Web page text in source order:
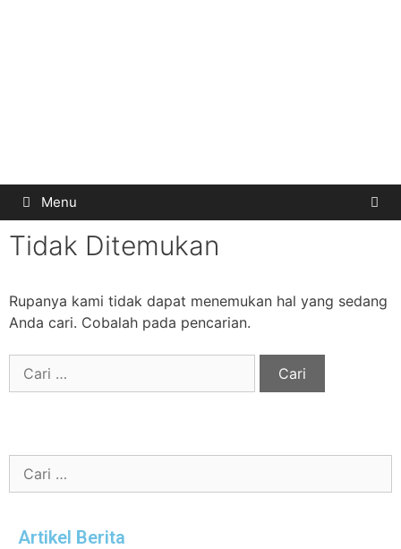
Menu
Tidak Ditemukan
Rupanya kami tidak dapat menemukan hal yang sedang
Anda cari. Cobalah pada pencarian.
Artikel Berita